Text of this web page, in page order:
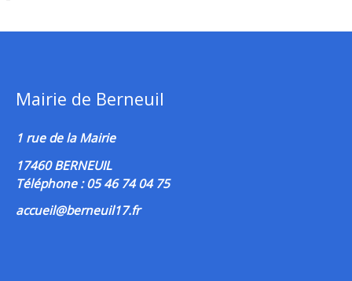
Mairie de Berneuil
1 rue de la Mairie
17460 BERNEUIL
Téléphone : 05 46 74 04 75
accueil@berneuil17.fr